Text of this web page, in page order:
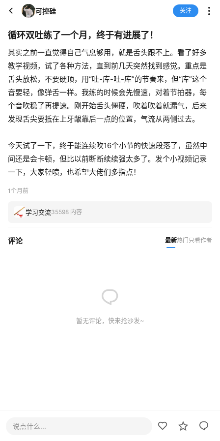
可控硅 关注
循环双吐练了一个月，终于有进展了！
其实之前一直觉得自己气息够用，就是舌头跟不上。看了好多
教学视频，试了各种方法，直到前几天突然找到感觉。重点是
舌头放松，不要硬顶，用“吐-库-吐-库”的节奏来，但“库”这个
音要轻，像弹舌一样。我练的时候会先慢速，对着节拍器，每
个音吹稳了再提速。刚开始舌头僵硬，吹着吹着就漏气，后来
发现舌尖要抵在上牙龈靠后一点的位置，气流从两侧过去。
今天试了一下，终于能连续吹16个小节的快速段落了，虽然中
间还是会卡顿，但比以前断断续续强太多了。发个小视频记录
一下，大家轻喷，也希望大佬们多指点！
1个月前
学习交流35598 内容
评论 最新热门 只看作者
暂无评论，快来抢沙发~
说点什么...